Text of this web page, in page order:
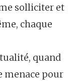
solliciter et
chaque
quand
menace pour